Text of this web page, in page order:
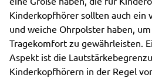
Kinderkopfhörer sollten auch ein
und weiche Ohrpolster haben,
Tragekomfort zu gewährleisten.
Aspekt ist die
Kinderkopfhörern in der Regel